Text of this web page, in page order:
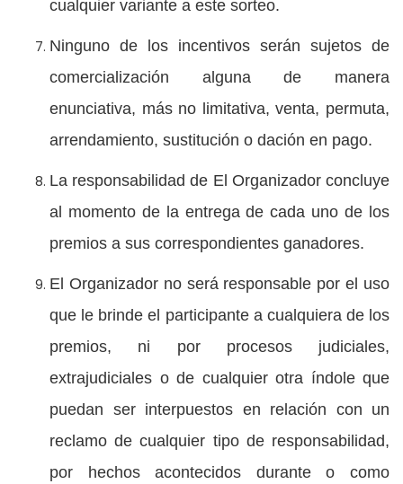
cualquier variante a este sorteo.
Ninguno de los incentivos serán sujetos de
comercialización alguna de manera
enunciativa, más no limitativa, venta, permuta,
arrendamiento, sustitución o dación en pago.
La responsabilidad de El Organizador concluye
al momento de la entrega de cada uno de los
premios a sus correspondientes ganadores.
El Organizador no será responsable por el uso
que le brinde el participante a cualquiera de los
premios, ni por procesos judiciales,
extrajudiciales o de cualquier otra índole que
puedan ser interpuestos en relación con un
reclamo de cualquier tipo de responsabilidad,
por hechos acontecidos durante o como